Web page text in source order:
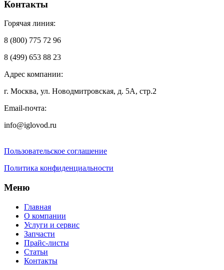
Контакты
Горячая линия:
8 (800) 775 72 96
8 (499) 653 88 23
Адрес компании:
г. Москва, ул. Новодмитровская, д. 5А, стр.2
Email-почта:
info@iglovod.ru
Пользовательское соглашение
Политика конфиденциальности
Меню
Главная
О компании
Услуги и сервис
Запчасти
Прайс-листы
Статьи
Контакты